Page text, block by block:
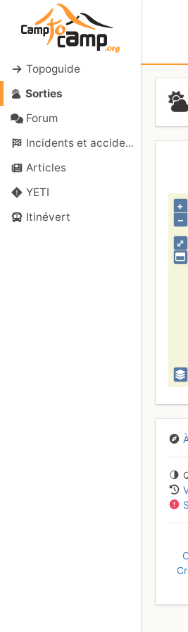
Topoguide
Sorties
Forum
Incidents et accidents
Articles
YETI
Itinévert
⤢
+
–